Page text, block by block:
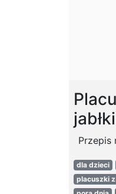
Przepis
dla dzieci
placuszki